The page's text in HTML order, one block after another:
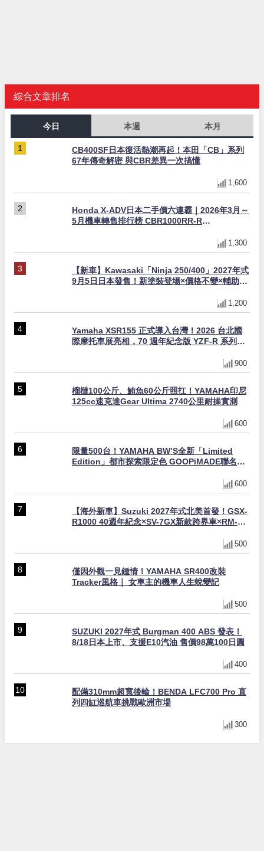
綜合文章排名
今日 本週 本月
CB400SF日本復活熱潮再起！本田「CB」系列
67年傳奇解密 與CBR差異一次搞懂
1,600
Honda X-ADV日本二手價六連霸｜2026年3月～
5月機車轉售排行榜 CBR1000RR-R
FIREBLADE SP首度躋身前十
1,300
【新車】Kawasaki「Ninja 250/400」2027年式
9月5日日本發售！新塗裝登場×價格不變×輔助滑
動式離合器×LED頭燈標配
1,200
Yamaha XSR155 正式導入台灣！2026 台北國
際摩托車展亮相，70 週年紀念版 YZF-R 系列限
量追加販售
900
榴槤100公斤、鮪魚60公斤照扛！YAMAHA印尼
125cc速克達Gear Ultima 2740公里耐操實測
600
限量500台！YAMAHA BW’S全新「Limited
Edition」都市探索限定色 GOOPiMADE聯名包
同步登場
600
【海外新車】Suzuki 2027年式北美首發！GSX-
R1000 40週年紀念×SV-7GX新款跨界車×RM-
Z450 Ken Roczen冠軍套件
500
僅因外觀一見鍾情！YAMAHA SR400改裝
Tracker風格｜ 女車主的機車人生蛻變記
500
SUZUKI 2027年式 Burgman 400 ABS 發表！
8/18日本上市、支援E10汽油 售價98萬100日圓
400
配備310mm超寬後輪！BENDA LFC700 Pro 直
列四缸巡航車挑戰歐洲市場
300